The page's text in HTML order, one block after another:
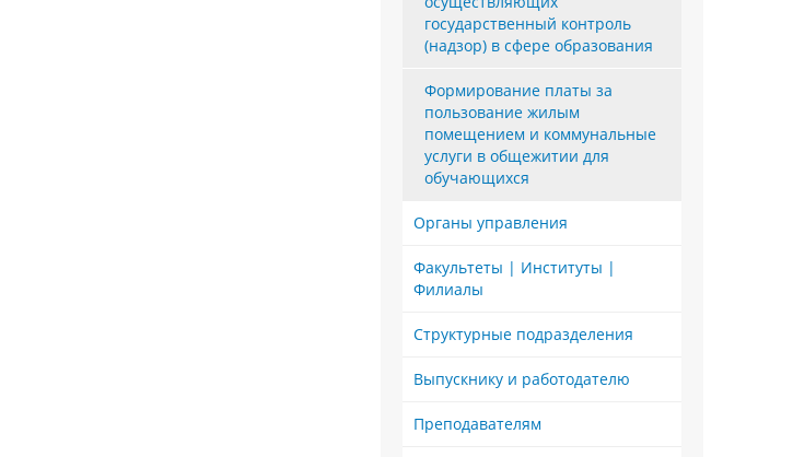
государственный контроль
(надзор) в сфере образования
Формирование платы за
пользование жилым
помещением и коммунальные
услуги в общежитии для
обучающихся
Органы управления
Факультеты | Институты |
Филиалы
Структурные подразделения
Выпускнику и работодателю
Преподавателям